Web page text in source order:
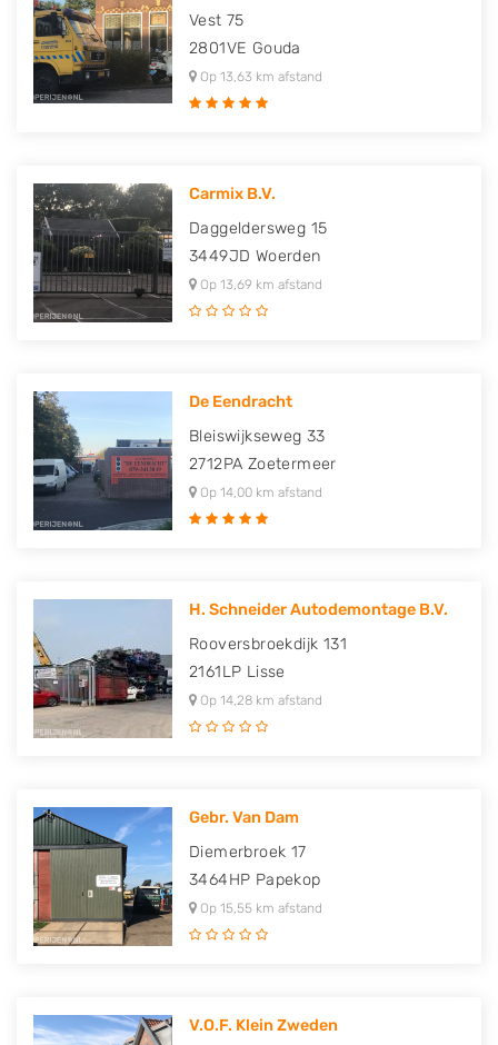
Vest 75
2801VE Gouda
Op 13,63 km afstand
Carmix B.V.
Daggeldersweg 15
3449JD Woerden
Op 13,69 km afstand
De Eendracht
Bleiswijkseweg 33
2712PA Zoetermeer
Op 14,00 km afstand
H. Schneider Autodemontage B.V.
Rooversbroekdijk 131
2161LP Lisse
Op 14,28 km afstand
Gebr. Van Dam
Diemerbroek 17
3464HP Papekop
Op 15,55 km afstand
V.O.F. Klein Zweden